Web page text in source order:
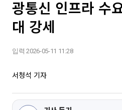
광통신 인프라 수
대 강세
입력 2026-05-11 11:28
서청석 기자